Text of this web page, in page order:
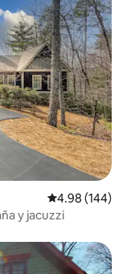
Calificación
4.98 (144)
y jacuzzi